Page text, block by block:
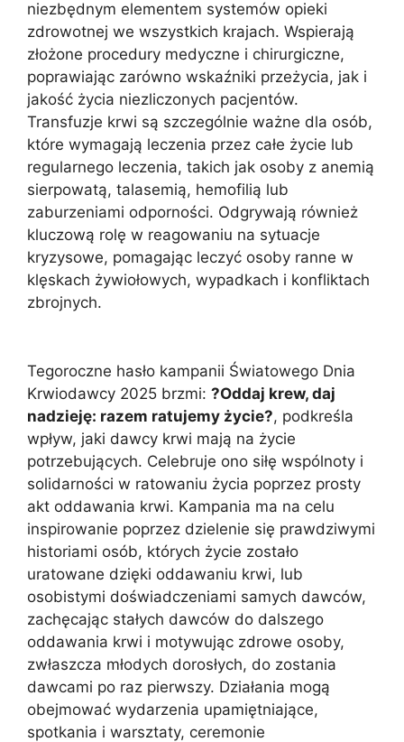
niezbędnym elementem systemów opieki
zdrowotnej we wszystkich krajach. Wspierają
złożone procedury medyczne i chirurgiczne,
poprawiając zarówno wskaźniki przeżycia, jak i
jakość życia niezliczonych pacjentów.
Transfuzje krwi są szczególnie ważne dla osób,
które wymagają leczenia przez całe życie lub
regularnego leczenia, takich jak osoby z anemią
sierpowatą, talasemią, hemofilią lub
zaburzeniami odporności. Odgrywają również
kluczową rolę w reagowaniu na sytuacje
kryzysowe, pomagając leczyć osoby ranne w
klęskach żywiołowych, wypadkach i konfliktach
zbrojnych.
Tegoroczne hasło kampanii Światowego Dnia
Krwiodawcy 2025 brzmi: ?Oddaj krew, daj
nadzieję: razem ratujemy życie?, podkreśla
wpływ, jaki dawcy krwi mają na życie
potrzebujących. Celebruje ono siłę wspólnoty i
solidarności w ratowaniu życia poprzez prosty
akt oddawania krwi. Kampania ma na celu
inspirowanie poprzez dzielenie się prawdziwymi
historiami osób, których życie zostało
uratowane dzięki oddawaniu krwi, lub
osobistymi doświadczeniami samych dawców,
zachęcając stałych dawców do dalszego
oddawania krwi i motywując zdrowe osoby,
zwłaszcza młodych dorosłych, do zostania
dawcami po raz pierwszy. Działania mogą
obejmować wydarzenia upamiętniające,
spotkania i warsztaty, ceremonie